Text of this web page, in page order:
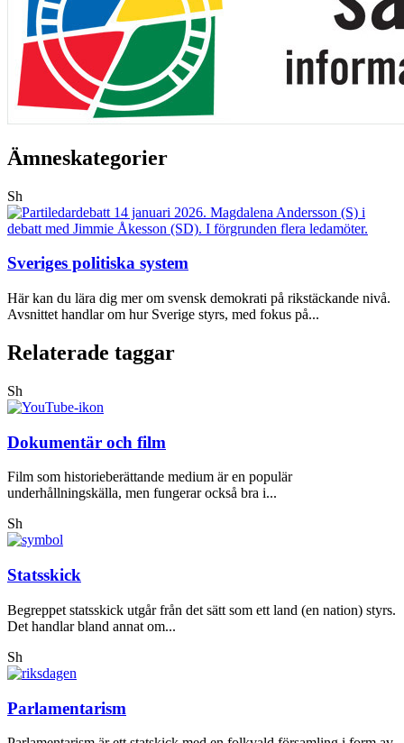
Ämneskategorier
Sh
Sveriges politiska system
Här kan du lära dig mer om svensk demokrati på rikstäckande nivå.
Avsnittet handlar om hur Sverige styrs, med fokus på...
Relaterade taggar
Sh
Dokumentär och film
Film som historieberättande medium är en populär
underhållningskälla, men fungerar också bra i...
Sh
Statsskick
Begreppet statsskick utgår från det sätt som ett land (en nation) styrs.
Det handlar bland annat om...
Sh
Parlamentarism